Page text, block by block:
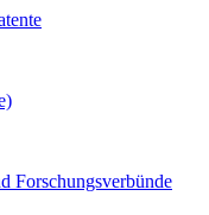
Forschungsverbünde